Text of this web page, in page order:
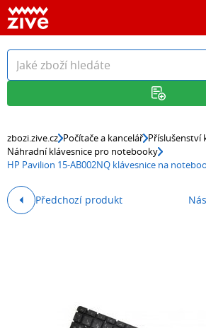
zbozi.zive.cz Počítače a kancelář
Náhradní klávesnice pro notebooky
HP Pavilion 15-AB002NQ klávesnice na
Předchozí produkt